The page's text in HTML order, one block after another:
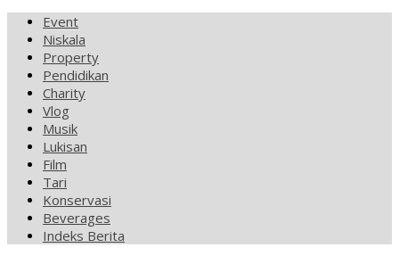
Event
Niskala
Property
Pendidikan
Charity
Vlog
Musik
Lukisan
Film
Tari
Konservasi
Beverages
Indeks Berita